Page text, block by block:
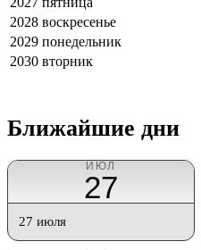
2028 воскресенье
2029 понедельник
2030 вторник
Ближайшие дни
ИЮЛ
27
27 июля